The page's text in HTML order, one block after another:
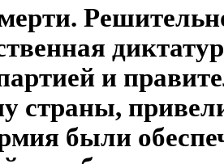
и
страны,
были